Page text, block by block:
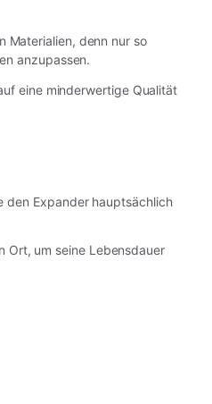
Materialien, denn nur so
anzupassen.
eine minderwertige Qualität
den Expander hauptsächlich
Ort, um seine Lebensdauer